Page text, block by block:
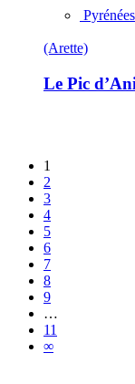
Pyrénées
(Arette)
Le Pic
1
2
3
4
5
6
7
8
9
…
11
∞